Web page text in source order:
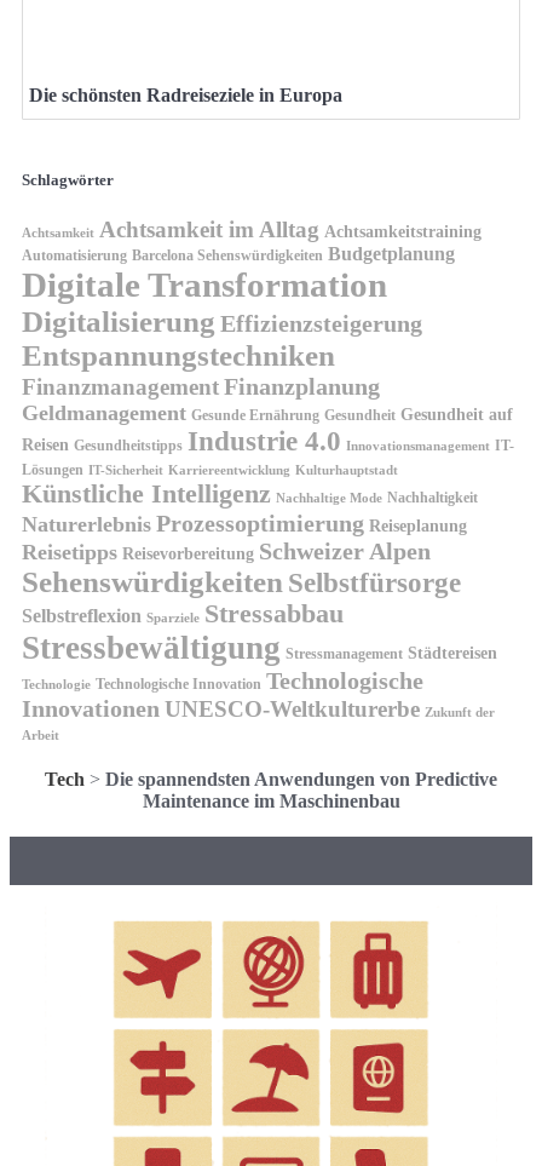
Die schönsten Radreiseziele in Europa
Schlagwörter
Achtsamkeit Achtsamkeit im Alltag Achtsamkeitstraining
Automatisierung Barcelona Sehenswürdigkeiten Budgetplanung
Digitale Transformation
Digitalisierung Effizienzsteigerung
Entspannungstechniken
FinanzmanagementFinanzplanung
Geldmanagement Gesunde Ernährung Gesundheit Gesundheit auf
Reisen Gesundheitstipps Industrie 4.0 Innovationsmanagement IT-
Lösungen IT-Sicherheit Karriereentwicklung Kulturhauptstadt
Künstliche Intelligenz Nachhaltige Mode Nachhaltigkeit
Naturerlebnis Prozessoptimierung Reiseplanung
Reisetipps Reisevorbereitung Schweizer Alpen
Sehenswürdigkeiten Selbstfürsorge
Selbstreflexion Sparziele Stressabbau
Stressbewältigung Stressmanagement Städtereisen
Technologie Technologische Innovation Technologische
Innovationen UNESCO-Weltkulturerbe Zukunft der
Arbeit
Tech > Die spannendsten Anwendungen von Predictive
Maintenance im Maschinenbau